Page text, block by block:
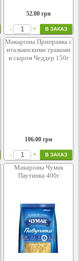
52.00 грн
-
+
Макароны Приправка с
итальянскими травами
и сыром Чеддер 150г
106.00 грн
-
+
Макароны Чумак
Паутинка 400г